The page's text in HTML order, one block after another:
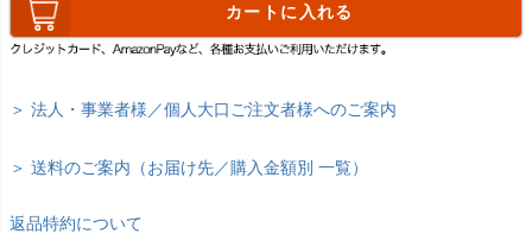
カートに入れる
＞ 法人・事業者様／個人大口ご注文者様へのご案内
＞ 送料のご案内（お届け先／購入金額別 一覧）
返品特約について